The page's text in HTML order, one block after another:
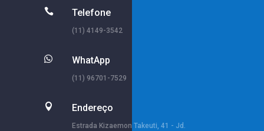
 Telefone
(11) 4149-3542
 WhatApp
(11) 96701-7529
 Endereço
Estrada Kizaemon Takeuti, 41 - Jd.